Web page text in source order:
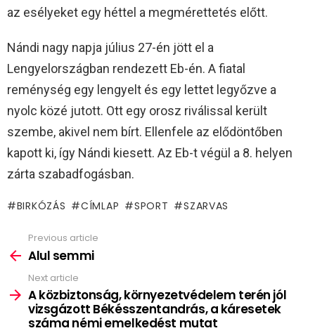
az esélyeket egy héttel a megmérettetés előtt.
Nándi nagy napja július 27-én jött el a
Lengyelországban rendezett Eb-én. A fiatal
reménység egy lengyelt és egy lettet legyőzve a
nyolc közé jutott. Ott egy orosz riválissal került
szembe, akivel nem bírt. Ellenfele az elődöntőben
kapott ki, így Nándi kiesett. Az Eb-t végül a 8. helyen
zárta szabadfogásban.
BIRKÓZÁS CÍMLAP SPORT SZARVAS
more
Previous article
Alul semmi
Next article
A közbiztonság, környezetvédelem terén jól
vizsgázott Békésszentandrás, a káresetek
száma némi emelkedést mutat